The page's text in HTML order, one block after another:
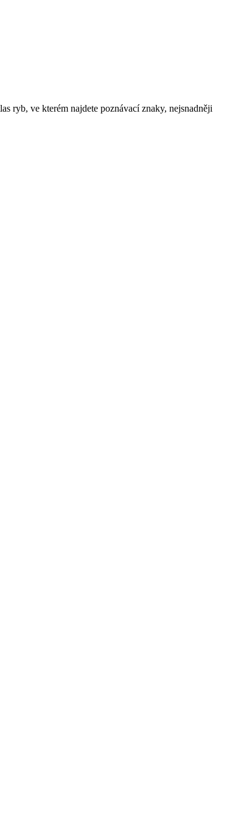
ryb, ve kterém najdete poznávací znaky, nejsnadněji